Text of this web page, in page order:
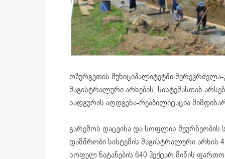
ოზურგეთის მუნიციპალიტეტში მერეკრძელა-
მაგისტრალური არხების, სისტემასთან
სადგურის აღდგენა-რეაბილიტაცია
გარემოს დაცვისა და სოფლის მეურნეობის
დამშრობი სისტემის მაგისტრალური არხის
სოფელ ნატანების 640 ჰექტარ მიწის